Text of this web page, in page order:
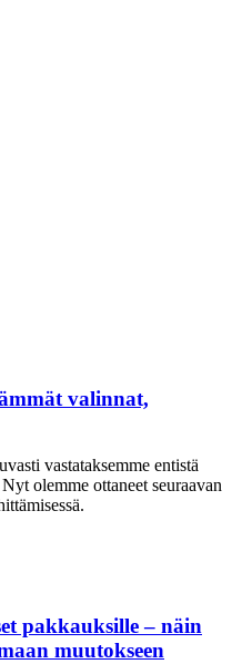
valinnat,
vastataksemme entistä
olemme ottaneet seuraavan
pakkauksille – näin
muutokseen